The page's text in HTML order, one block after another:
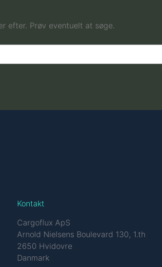
efter. Prøv eventuelt at søge.
Kontakt
Cargoflux ApS
Arnold Nielsens Boulevard 130, 1.th
2650 Hvidovre
Danmark